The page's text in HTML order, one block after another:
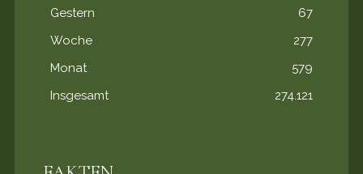
Gestern
67
Woche
277
Monat
579
Insgesamt
274.121